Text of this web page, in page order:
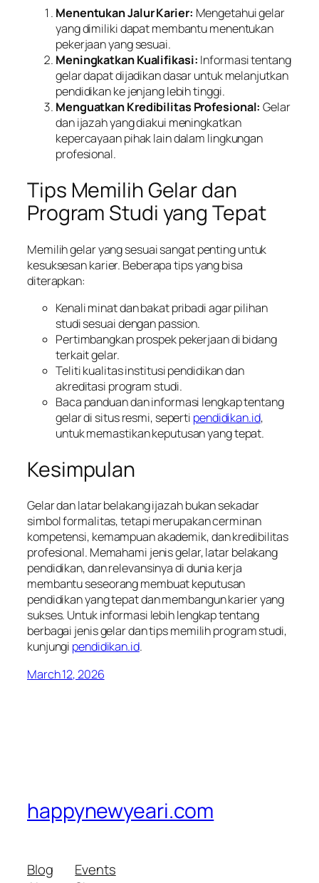
Menentukan Jalur Karier: Mengetahui gelar
yang dimiliki dapat membantu menentukan
pekerjaan yang sesuai.
Meningkatkan Kualifikasi: Informasi tentang
gelar dapat dijadikan dasar untuk melanjutkan
pendidikan ke jenjang lebih tinggi.
Menguatkan Kredibilitas Profesional: Gelar
dan ijazah yang diakui meningkatkan
kepercayaan pihak lain dalam lingkungan
profesional.
Tips Memilih Gelar dan
Program Studi yang Tepat
Memilih gelar yang sesuai sangat penting untuk
kesuksesan karier. Beberapa tips yang bisa
diterapkan:
Kenali minat dan bakat pribadi agar pilihan
studi sesuai dengan passion.
Pertimbangkan prospek pekerjaan di bidang
terkait gelar.
Teliti kualitas institusi pendidikan dan
akreditasi program studi.
Baca panduan dan informasi lengkap tentang
gelar di situs resmi, seperti pendidikan.id,
untuk memastikan keputusan yang tepat.
Kesimpulan
Gelar dan latar belakang ijazah bukan sekadar
simbol formalitas, tetapi merupakan cerminan
kompetensi, kemampuan akademik, dan kredibilitas
profesional. Memahami jenis gelar, latar belakang
pendidikan, dan relevansinya di dunia kerja
membantu seseorang membuat keputusan
pendidikan yang tepat dan membangun karier yang
sukses. Untuk informasi lebih lengkap tentang
berbagai jenis gelar dan tips memilih program studi,
kunjungi pendidikan.id.
March 12, 2026
happynewyeari.com
Blog
Events